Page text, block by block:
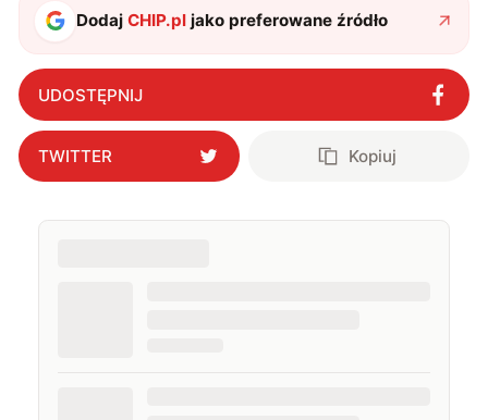
DodajCHIP.pl jako preferowane źródło
UDOSTĘPNIJ
TWITTER Kopiuj